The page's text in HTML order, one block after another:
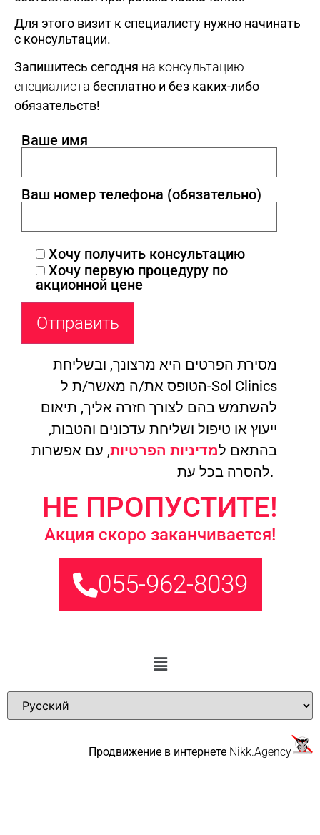
Для этого визит к специалисту нужно начинать
с консультации.
Запишитесь сегодня на консультацию
специалиста бесплатно и без каких-либо
обязательств!
Ваше имя
Ваш номер телефона (обязательно)
Хочу получить консультацию
Хочу первую процедуру по
акционной цене
מסירת הפרטים היא מרצונך, ובשליחת
הטופס את/ה מאשר/ת ל-Sol Clinics
להשתמש בהם לצורך חזרה אליך, תיאום
ייעוץ או טיפול ושליחת עדכונים והטבות,
בהתאם למדיניות הפרטיות, עם אפשרות
להסרה בכל עת.
НЕ ПРОПУСТИТЕ!
Акция скоро заканчивается!
055-962-8039
Продвижение в интернете Nikk.Agency